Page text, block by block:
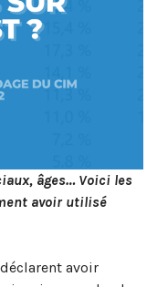
âges… Voici les
avoir utilisé
avoir